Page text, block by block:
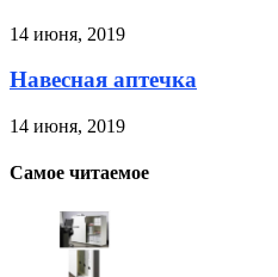
14 июня, 2019
Навесная аптечка
14 июня, 2019
Самое читаемое